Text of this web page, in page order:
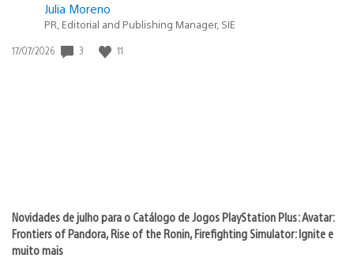
Julia Moreno
PR, Editorial and Publishing Manager, SIE
Data
17/07/2026 3 11
Novidades de julho para o Catálogo de Jogos PlayStation Plus: Avatar:
Frontiers of Pandora, Rise of the Ronin, Firefighting Simulator: Ignite e
muito mais